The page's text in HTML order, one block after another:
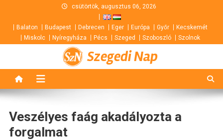
content
csütörtök, augusztus 06, 2026
Balaton Budapest Debrecen Eger Európa Győr
Kecskemét
Miskolc
Nyíregyháza Pécs Szeged Szoboszló Szolnok
Szegedi Nap
Veszélyes faág akadályozta a
forgalmat